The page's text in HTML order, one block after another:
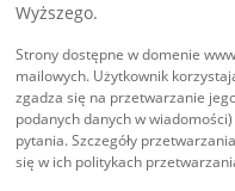
Wyższego.
Strony dostępne w domenie
mailowych. Użytkownik
zgadza się na przetwarzanie
podanych danych w
pytania. Szczegóły
się w ich politykach